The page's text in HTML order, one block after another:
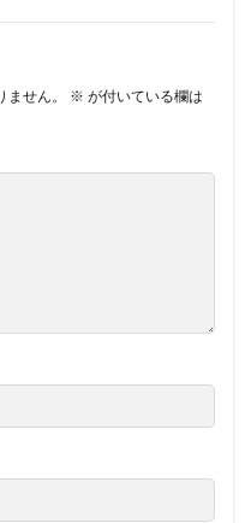
ません。 ※ が付いている欄は